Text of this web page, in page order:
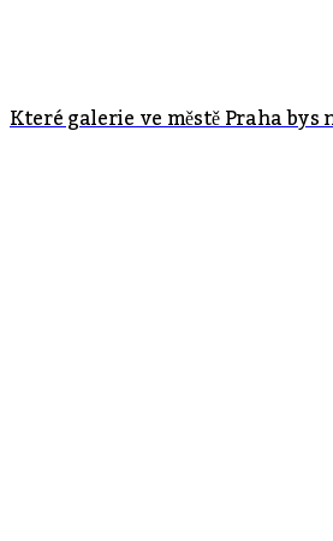
Které galerie ve městě Praha